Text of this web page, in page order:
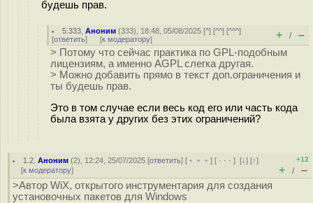
будешь прав.
5.333 ,Аноним (333), 18:48, 05/08/2025 [^] [^^] [^^^]
[ответить] [к модератору] + / –
> Потому что сейчас практика по GPL-подобным
лицензиям, а именно AGPL слегка другая.
> Можно добавить прямо в текст доп.ограничения и
ты будешь прав.
Это в том случае если весь код его или часть кода
была взята у других без этих ограничений?
1.2 ,Аноним (2), 12:24, 25/07/2025 [ответить] [ ﹢﹢﹢] [ · · ·][↓] [↑]
[к модератору]
+12
+ / –
>Автор WiX, открытого инструментария для создания
установочных пакетов для Windows